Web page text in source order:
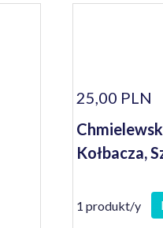
25,00 PLN
Kołbacza,
1 produkt/y